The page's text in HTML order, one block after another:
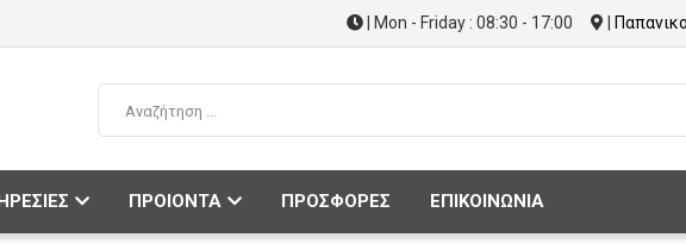
| Mon - Friday : 08:30 - 17:00
ΠΡΟΙΟΝΤΑ ΠΡΟΣΦΟΡΕΣ ΕΠΙΚΟΙΝΩΝΙΑ